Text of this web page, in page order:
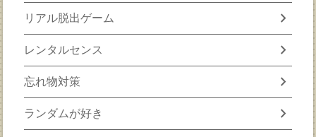
リアル脱出ゲーム chevron_right
レンタルセンス chevron_right
忘れ物対策 chevron_right
ランダムが好き chevron_right